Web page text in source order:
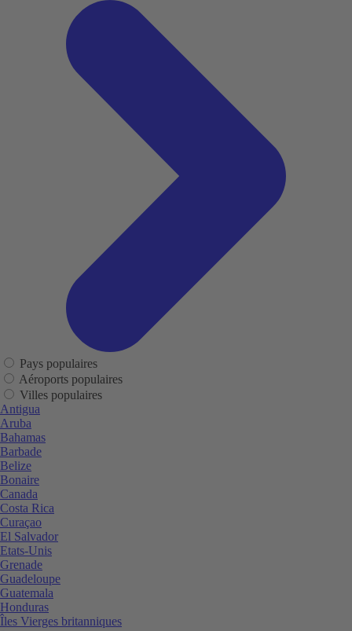
Pays populaires
Aéroports populaires
Villes populaires
Antigua
Aruba
Bahamas
Barbade
Belize
Bonaire
Canada
Costa Rica
Curaçao
El Salvador
Etats-Unis
Grenade
Guadeloupe
Guatemala
Honduras
Îles Vierges britanniques